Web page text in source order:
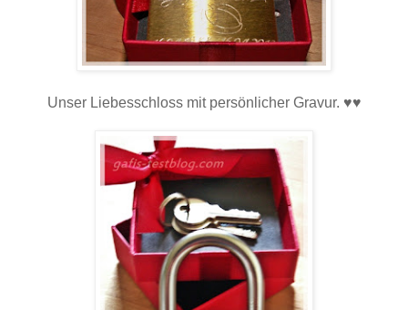
Unser Liebesschloss mit persönlicher Gravur. ♥♥